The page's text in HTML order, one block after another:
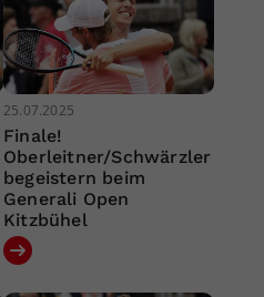
25.07.2025
Finale!
Oberleitner/Schwärzler
begeistern beim
Generali Open
Kitzbühel